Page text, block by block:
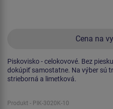
Cena na
Piskovisko - celokovové. Bez
dokúpiť samostatne. Na výber sú
strieborná a limetková.
Produkt - PIK-3020K-10